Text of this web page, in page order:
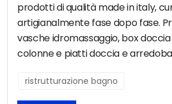
prodotti di qualità made in italy,
artigianalmente fase dopo fase.
vasche idromassaggio, box
colonne e piatti doccia e
ristrutturazione bagno